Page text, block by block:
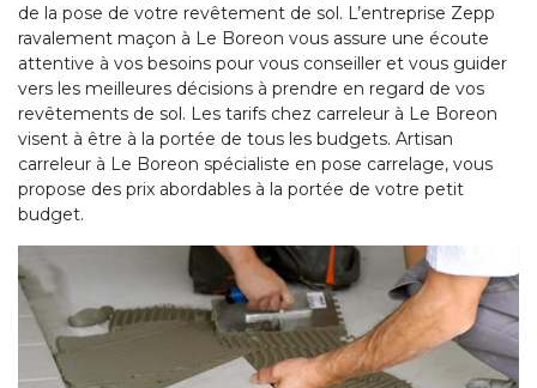
de la pose de votre revêtement de sol. L’entreprise Zepp
ravalement maçon à Le Boreon vous assure une écoute
attentive à vos besoins pour vous conseiller et vous guider
vers les meilleures décisions à prendre en regard de vos
revêtements de sol. Les tarifs chez carreleur à Le Boreon
visent à être à la portée de tous les budgets. Artisan
carreleur à Le Boreon spécialiste en pose carrelage, vous
propose des prix abordables à la portée de votre petit
budget.